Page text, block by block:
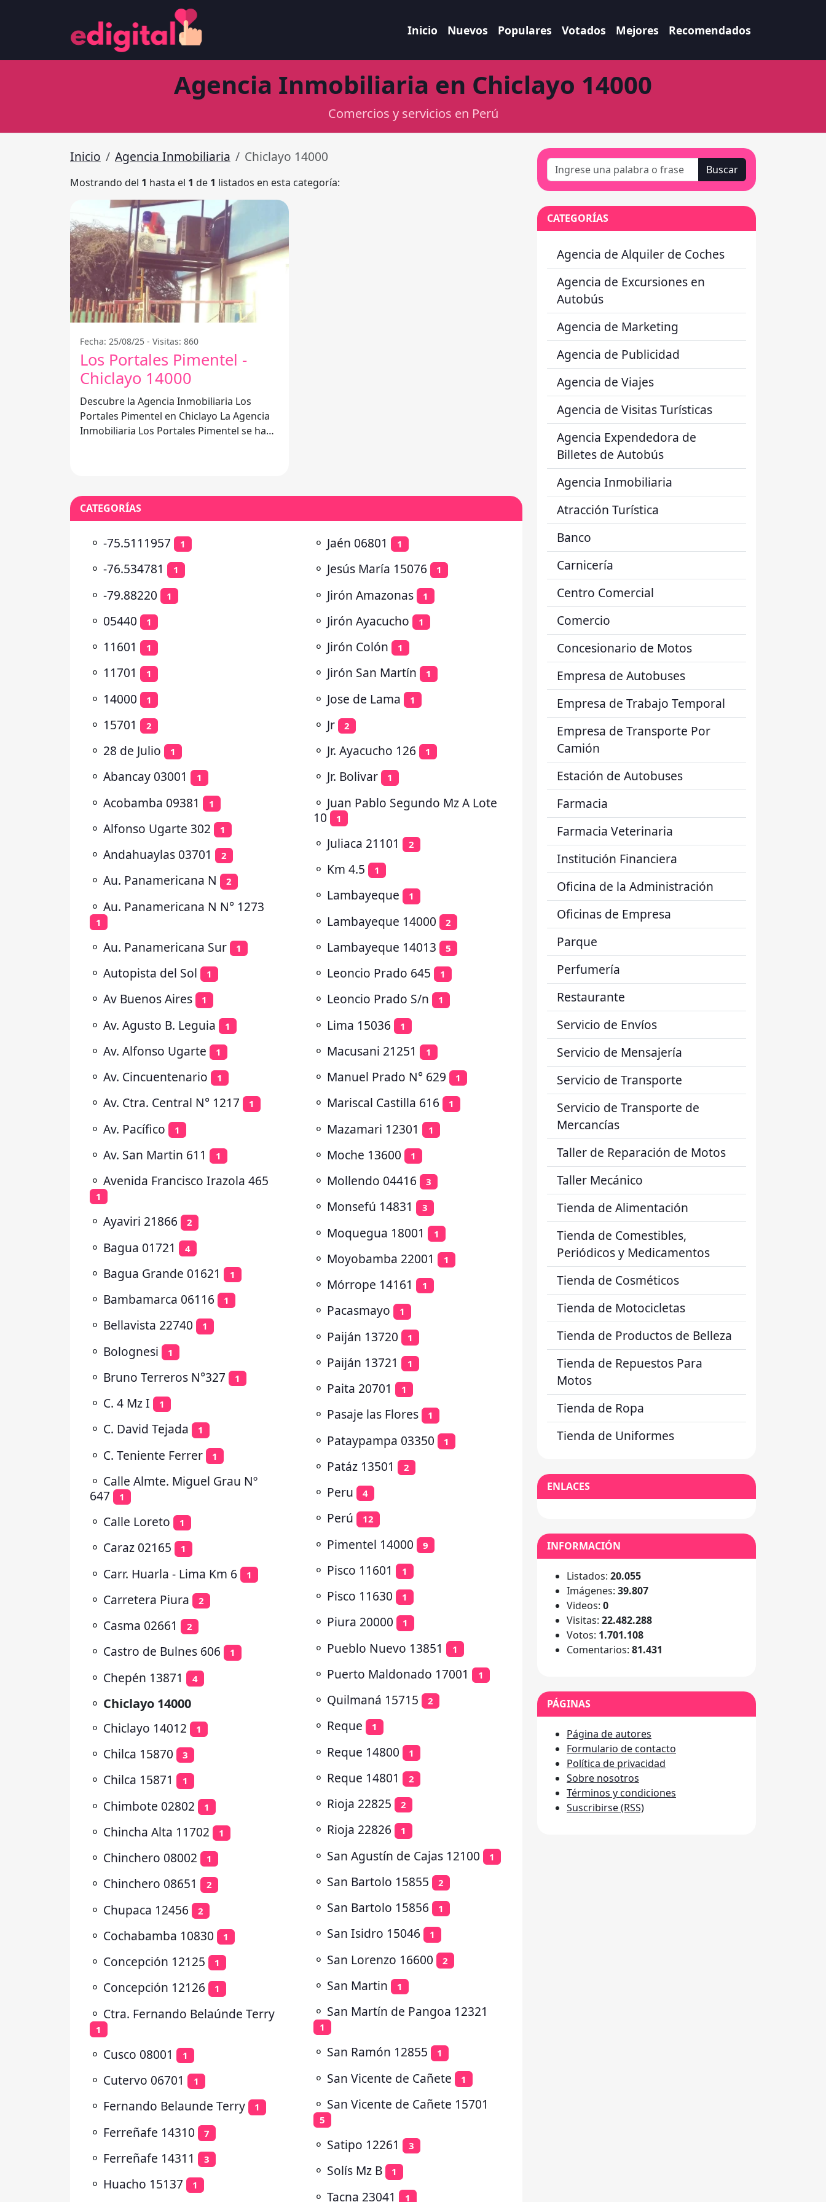
Inicio Nuevos Populares Votados Mejores Recomendados
Agencia Inmobiliaria en Chiclayo 14000
Comercios y servicios en Perú
Inicio Agencia Inmobiliaria Chiclayo 14000
Mostrando del 1 hasta el 1 de 1 listados en esta categoría:
Fecha: 25/08/25 - Visitas: 860
Los Portales Pimentel -
Chiclayo 14000
Descubre la Agencia Inmobiliaria Los
Portales Pimentel en Chiclayo La Agencia
Inmobiliaria Los Portales Pimentel se ha
CATEGORÍAS
⚬ -75.5111957 1
⚬ -76.534781 1
⚬ -79.88220 1
⚬ 05440 1
⚬ 11601 1
⚬ 11701 1
⚬ 14000 1
⚬ 15701 2
⚬ 28 de Julio 1
⚬ Abancay 03001 1
⚬ Acobamba 09381 1
⚬ Alfonso Ugarte 302 1
⚬ Andahuaylas 03701 2
⚬ Au. Panamericana N 2
⚬ Au. Panamericana N N° 1273
1
⚬ Au. Panamericana Sur 1
⚬ Autopista del Sol 1
⚬ Av Buenos Aires 1
⚬ Av. Agusto B. Leguia 1
⚬ Av. Alfonso Ugarte 1
⚬ Av. Cincuentenario 1
⚬ Av. Ctra. Central N° 1217 1
⚬ Av. Pacífico 1
⚬ Av. San Martin 611 1
⚬ Avenida Francisco Irazola 465
1
⚬ Ayaviri 21866 2
⚬ Bagua 01721 4
⚬ Bagua Grande 01621 1
⚬ Bambamarca 06116 1
⚬ Bellavista 22740 1
⚬ Bolognesi 1
⚬ Bruno Terreros N°327 1
⚬ C. 4 Mz I 1
⚬ C. David Tejada 1
⚬ C. Teniente Ferrer 1
⚬ Calle Almte. Miguel Grau Nº
647
1
⚬ Calle Loreto 1
⚬ Caraz 02165 1
⚬ Carr. Huarla - Lima Km 6 1
⚬ Carretera Piura 2
⚬ Casma 02661 2
⚬ Castro de Bulnes 606 1
⚬ Chepén 13871 4
⚬ Chiclayo 14000
⚬ Chiclayo 14012 1
⚬ Chilca 15870 3
⚬ Chilca 15871 1
⚬ Chimbote 02802 1
⚬ Chincha Alta 11702 1
⚬ Chinchero 08002 1
⚬ Chinchero 08651 2
⚬ Chupaca 12456 2
⚬ Cochabamba 10830 1
⚬ Concepción 12125 1
⚬ Concepción 12126 1
⚬ Ctra. Fernando Belaúnde Terry
1
⚬ Cusco 08001 1
⚬ Cutervo 06701 1
⚬ Fernando Belaunde Terry 1
⚬ Ferreñafe 14310 7
⚬ Ferreñafe 14311 3
⚬ Huacho 15137 1
⚬ Jaén 06801 1
⚬ Jesús María 15076 1
⚬ Jirón Amazonas 1
⚬ Jirón Ayacucho 1
⚬ Jirón Colón 1
⚬ Jirón San Martín 1
⚬ Jose de Lama 1
⚬ Jr 2
⚬ Jr. Ayacucho 126 1
⚬ Jr. Bolivar 1
⚬ Juan Pablo Segundo Mz A Lote
10
1
⚬ Juliaca 21101 2
⚬ Km 4.5 1
⚬ Lambayeque 1
⚬ Lambayeque 14000 2
⚬ Lambayeque 14013 5
⚬ Leoncio Prado 645 1
⚬ Leoncio Prado S/n 1
⚬ Lima 15036 1
⚬ Macusani 21251 1
⚬ Manuel Prado N° 629 1
⚬ Mariscal Castilla 616 1
⚬ Mazamari 12301 1
⚬ Moche 13600 1
⚬ Mollendo 04416 3
⚬ Monsefú 14831 3
⚬ Moquegua 18001 1
⚬ Moyobamba 22001 1
⚬ Mórrope 14161 1
⚬ Pacasmayo 1
⚬ Paiján 13720 1
⚬ Paiján 13721 1
⚬ Paita 20701 1
⚬ Pasaje las Flores 1
⚬ Pataypampa 03350 1
⚬ Patáz 13501 2
⚬ Peru 4
⚬ Perú 12
⚬ Pimentel 14000 9
⚬ Pisco 11601 1
⚬ Pisco 11630 1
⚬ Piura 20000 1
⚬ Pueblo Nuevo 13851 1
⚬ Puerto Maldonado 17001 1
⚬ Quilmaná 15715 2
⚬ Reque 1
⚬ Reque 14800 1
⚬ Reque 14801 2
⚬ Rioja 22825 2
⚬ Rioja 22826 1
⚬ San Agustín de Cajas 12100 1
⚬ San Bartolo 15855 2
⚬ San Bartolo 15856 1
⚬ San Isidro 15046 1
⚬ San Lorenzo 16600 2
⚬ San Martin 1
⚬ San Martín de Pangoa 12321
1
⚬ San Ramón 12855 1
⚬ San Vicente de Cañete 1
⚬ San Vicente de Cañete 15701
5
⚬ Satipo 12261 3
⚬ Solís Mz B 1
⚬ Tacna 23041 1
Buscar
CATEGORÍAS
Agencia de Alquiler de Coches
Agencia de Excursiones en
Autobús
Agencia de Marketing
Agencia de Publicidad
Agencia de Viajes
Agencia de Visitas Turísticas
Agencia Expendedora de
Billetes de Autobús
Agencia Inmobiliaria
Atracción Turística
Banco
Carnicería
Centro Comercial
Comercio
Concesionario de Motos
Empresa de Autobuses
Empresa de Trabajo Temporal
Empresa de Transporte Por
Camión
Estación de Autobuses
Farmacia
Farmacia Veterinaria
Institución Financiera
Oficina de la Administración
Oficinas de Empresa
Parque
Perfumería
Restaurante
Servicio de Envíos
Servicio de Mensajería
Servicio de Transporte
Servicio de Transporte de
Mercancías
Taller de Reparación de Motos
Taller Mecánico
Tienda de Alimentación
Tienda de Comestibles,
Periódicos y Medicamentos
Tienda de Cosméticos
Tienda de Motocicletas
Tienda de Productos de Belleza
Tienda de Repuestos Para
Motos
Tienda de Ropa
Tienda de Uniformes
ENLACES
INFORMACIÓN
Listados: 20.055
Imágenes: 39.807
Videos: 0
Visitas: 22.482.288
Votos: 1.701.108
Comentarios: 81.431
PÁGINAS
Página de autores
Formulario de contacto
Política de privacidad
Sobre nosotros
Términos y condiciones
Suscribirse (RSS)